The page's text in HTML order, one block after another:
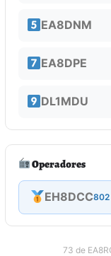
EA8DNM
EA8DPE
DL1MDU
Operadores
EH8DCC802
73 de